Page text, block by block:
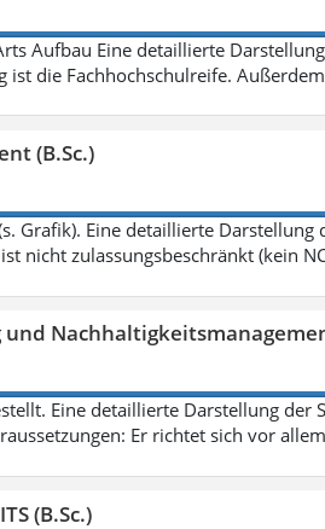
Aufbau Eine detaillierte
ist die Fachhochschulreife.
(B.Sc.)
Grafik). Eine detaillierte
nicht zulassungsbeschränkt (kein
Eine detaillierte Darstellung der
Er richtet sich vor
(B.Sc.)